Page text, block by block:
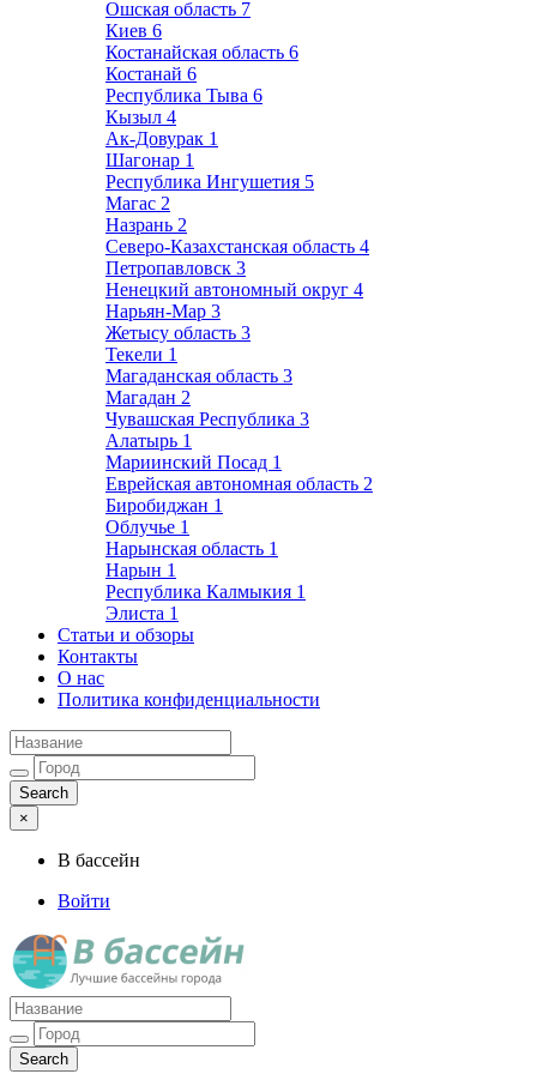
Ошская область 7
Киев 6
Костанайская область 6
Костанай 6
Республика Тыва 6
Кызыл 4
Ак-Довурак 1
Шагонар 1
Республика Ингушетия 5
Магас 2
Назрань 2
Северо-Казахстанская область 4
Петропавловск 3
Ненецкий автономный округ 4
Нарьян-Мар 3
Жетысу область 3
Текели 1
Магаданская область 3
Магадан 2
Чувашская Республика 3
Алатырь 1
Мариинский Посад 1
Еврейская автономная область 2
Биробиджан 1
Облучье 1
Нарынская область 1
Нарын 1
Республика Калмыкия 1
Элиста 1
Статьи и обзоры
Контакты
О нас
Политика конфиденциальности
×
В бассейн
Войти
Лучшие бассейны города